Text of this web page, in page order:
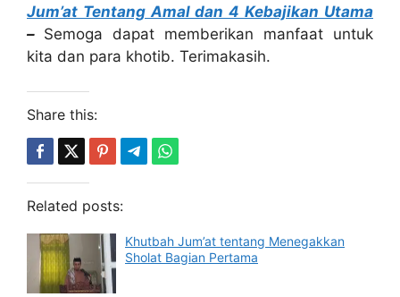
Jum’at Tentang Amal dan 4 Kebajikan Utama
– Semoga dapat memberikan manfaat untuk
kita dan para khotib. Terimakasih.
Share this:
Related posts:
Khutbah Jum’at tentang Menegakkan
Sholat Bagian Pertama